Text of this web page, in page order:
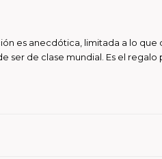
es anecdótica, limitada a lo
de clase mundial. Es el regalo